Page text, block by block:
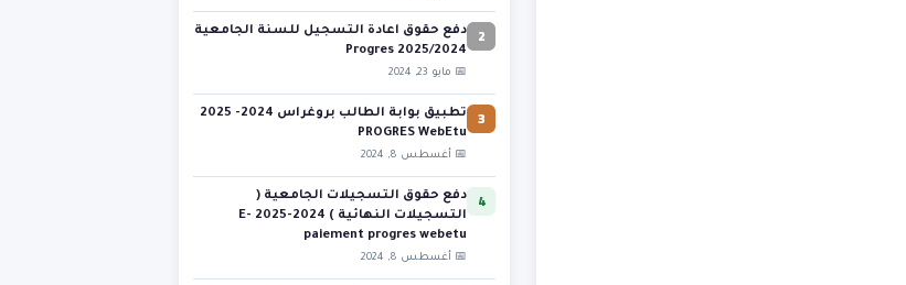
2
دفع حقوق اعادة التسجيل للسنة الجامعية
2025/2024 Progres
📅 مايو 23, 2024
3
تطبيق بوابة الطالب بروغراس 2024- 2025
PROGRES WebEtu
📅 أغسطس 8, 2024
4
دفع حقوق التسجيلات الجامعية (
التسجيلات النهائية ) 2024-2025 E-
paiement progres webetu
📅 أغسطس 8, 2024